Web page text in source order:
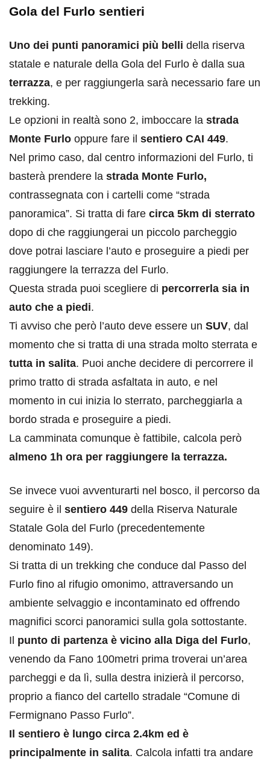
Gola del Furlo sentieri
Uno dei punti panoramici più belli della riserva
statale e naturale della Gola del Furlo è dalla sua
terrazza, e per raggiungerla sarà necessario fare un
trekking.
Le opzioni in realtà sono 2, imboccare la strada
Monte Furlo oppure fare il sentiero CAI 449.
Nel primo caso, dal centro informazioni del Furlo, ti
basterà prendere la strada Monte Furlo,
contrassegnata con i cartelli come “strada
panoramica”. Si tratta di fare circa 5km di sterrato
dopo di che raggiungerai un piccolo parcheggio
dove potrai lasciare l’auto e proseguire a piedi per
raggiungere la terrazza del Furlo.
Questa strada puoi scegliere di percorrerla sia in
auto che a piedi.
Ti avviso che però l’auto deve essere un SUV, dal
momento che si tratta di una strada molto sterrata e
tutta in salita. Puoi anche decidere di percorrere il
primo tratto di strada asfaltata in auto, e nel
momento in cui inizia lo sterrato, parcheggiarla a
bordo strada e proseguire a piedi.
La camminata comunque è fattibile, calcola però
almeno 1h ora per raggiungere la terrazza.
Se invece vuoi avventurarti nel bosco, il percorso da
seguire è il sentiero 449 della Riserva Naturale
Statale Gola del Furlo (precedentemente
denominato 149).
Si tratta di un trekking che conduce dal Passo del
Furlo fino al rifugio omonimo, attraversando un
ambiente selvaggio e incontaminato ed offrendo
magnifici scorci panoramici sulla gola sottostante.
Il punto di partenza è vicino alla Diga del Furlo,
venendo da Fano 100metri prima troverai un’area
parcheggi e da lì, sulla destra inizierà il percorso,
proprio a fianco del cartello stradale “Comune di
Fermignano Passo Furlo”.
Il sentiero è lungo circa 2.4km ed è
principalmente in salita. Calcola infatti tra andare